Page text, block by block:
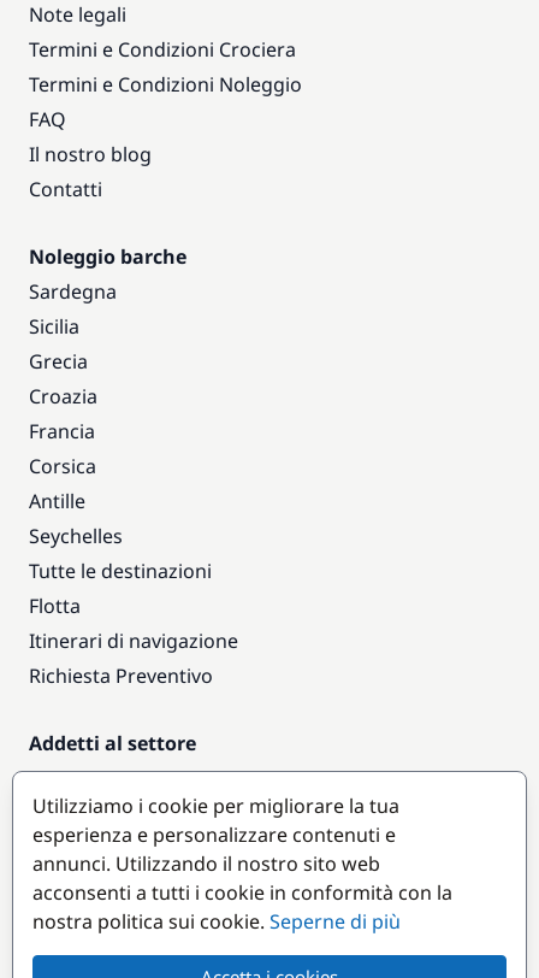
Note legali
Termini e Condizioni Crociera
Termini e Condizioni Noleggio
FAQ
Il nostro blog
Contatti
Noleggio barche
Sardegna
Sicilia
Grecia
Croazia
Francia
Corsica
Antille
Seychelles
Tutte le destinazioni
Flotta
Itinerari di navigazione
Richiesta Preventivo
Addetti al settore
Accesso armatori
Diventare partner
Destinazioni popolari
Utilizziamo i cookie per migliorare la tua
esperienza e personalizzare contenuti e
annunci. Utilizzando il nostro sito web
acconsenti a tutti i cookie in conformità con la
nostra politica sui cookie. Seperne di più